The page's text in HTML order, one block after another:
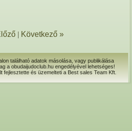
| Következő »
található adatok másolása, vagy publikálása
a obudaijudoclub.hu engedélyével lehetséges!
fejlesztette és üzemelteti a Best sales Team Kft.